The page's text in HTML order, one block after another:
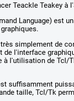
Teackle Teakey à
Language) est
simplement de
de l'interface
à l'utilisation de Tcl/
suffisamment
taille, Tcl/Tk